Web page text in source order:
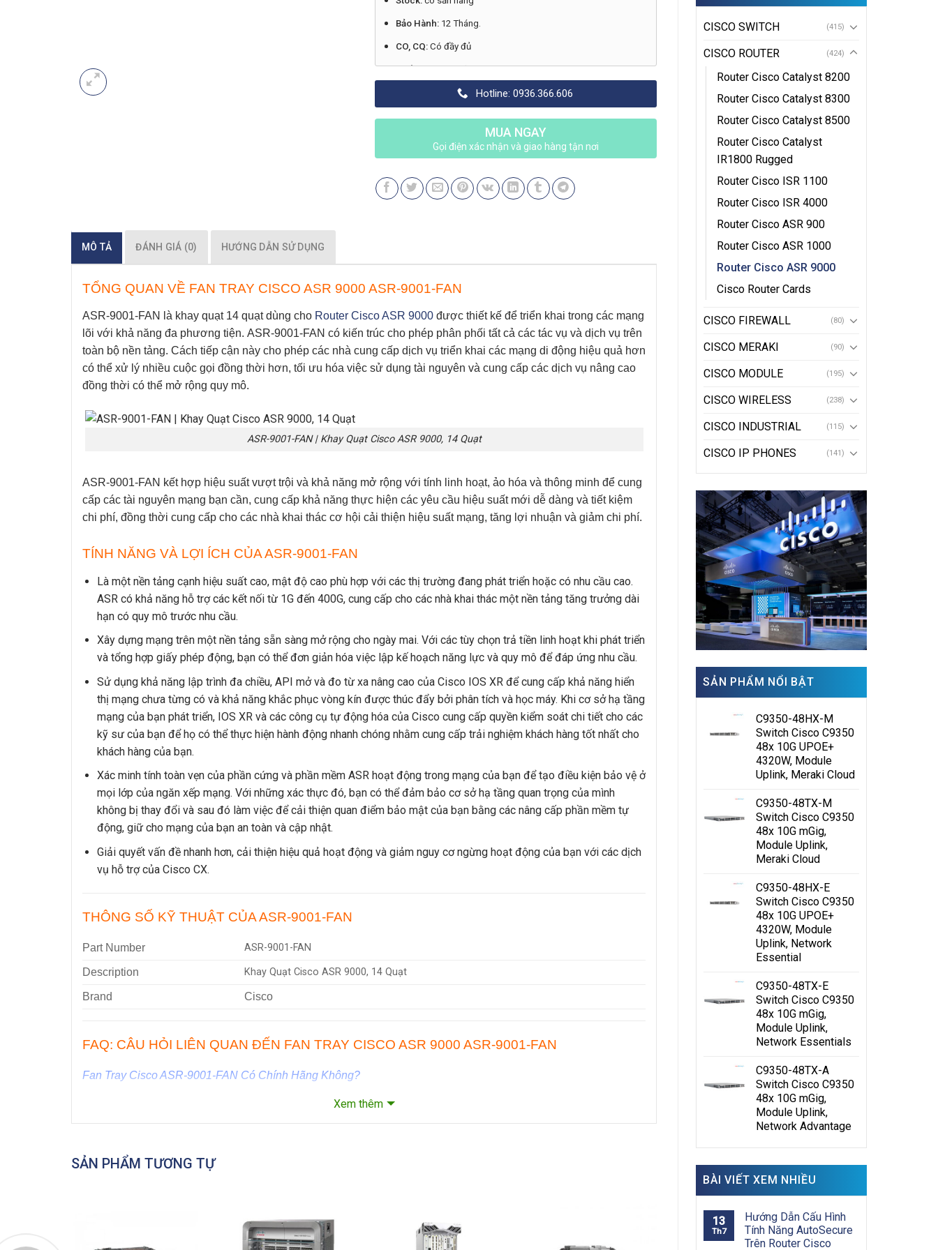
CISCO SWITCH (415)
CISCO ROUTER (424)
Router Cisco Catalyst 8200
Router Cisco Catalyst 8300
Router Cisco Catalyst 8500
Router Cisco Catalyst
IR1800 Rugged
Router Cisco ISR 1100
Router Cisco ISR 4000
Router Cisco ASR 900
Router Cisco ASR 1000
Router Cisco ASR 9000
Cisco Router Cards
CISCO FIREWALL (80)
CISCO MERAKI (90)
CISCO MODULE (195)
CISCO WIRELESS (238)
CISCO INDUSTRIAL (115)
CISCO IP PHONES (141)
SẢN PHẨM NỔI BẬT
C9350-48HX-M
Switch Cisco C9350
48x 10G UPOE+
4320W, Module
Uplink, Meraki Cloud
C9350-48TX-M
Switch Cisco C9350
48x 10G mGig,
Module Uplink,
Meraki Cloud
C9350-48HX-E
Switch Cisco C9350
48x 10G UPOE+
4320W, Module
Uplink, Network
Essential
C9350-48TX-E
Switch Cisco C9350
48x 10G mGig,
Module Uplink,
Network Essentials
C9350-48TX-A
Switch Cisco C9350
48x 10G mGig,
Module Uplink,
Network Advantage
BÀI VIẾT XEM NHIỀU
13
Th7
Hướng Dẫn Cấu Hình
Tính Năng AutoSecure
Trên Router Cisco
Bảo Hành: 12 Tháng.
CO, CQ: Có đầy đủ
Xuất Xứ:Chính hãng Cisco
Liên hệ Hotline: 0936.366.606
MUA NGAY
Gọi điện xác nhận và giao hàng tận nơi
MÔ TẢ ĐÁNH GIÁ (0) HƯỚNG DẪN SỬ DỤNG
TỔNG QUAN VỀ FAN TRAY CISCO ASR 9000 ASR-9001-FAN
ASR-9001-FAN là khay quạt 14 quạt dùng cho Router Cisco ASR 9000 được thiết kế để triển khai trong các mạng
lõi với khả năng đa phương tiện. ASR-9001-FAN có kiến ​​trúc cho phép phân phối tất cả các tác vụ và dịch vụ trên
toàn bộ nền tảng. Cách tiếp cận này cho phép các nhà cung cấp dịch vụ triển khai các mạng di động hiệu quả hơn
có thể xử lý nhiều cuộc gọi đồng thời hơn, tối ưu hóa việc sử dụng tài nguyên và cung cấp các dịch vụ nâng cao
đồng thời có thể mở rộng quy mô.
ASR-9001-FAN | Khay Quạt Cisco ASR 9000, 14 Quạt
ASR-9001-FAN kết hợp hiệu suất vượt trội và khả năng mở rộng với tính linh hoạt, ảo hóa và thông minh để cung
cấp các tài nguyên mạng bạn cần, cung cấp khả năng thực hiện các yêu cầu hiệu suất mới dễ dàng và tiết kiệm
chi phí, đồng thời cung cấp cho các nhà khai thác cơ hội cải thiện hiệu suất mạng, tăng lợi nhuận và giảm chi phí.
TÍNH NĂNG VÀ LỢI ÍCH CỦA ASR-9001-FAN
Là một nền tảng cạnh hiệu suất cao, mật độ cao phù hợp với các thị trường đang phát triển hoặc có nhu cầu cao.
ASR có khả năng hỗ trợ các kết nối từ 1G đến 400G, cung cấp cho các nhà khai thác một nền tảng tăng trưởng dài
hạn có quy mô trước nhu cầu.
Xây dựng mạng trên một nền tảng sẵn sàng mở rộng cho ngày mai. Với các tùy chọn trả tiền linh hoạt khi phát triển
và tổng hợp giấy phép động, bạn có thể đơn giản hóa việc lập kế hoạch năng lực và quy mô để đáp ứng nhu cầu.
Sử dụng khả năng lập trình đa chiều, API mở và đo từ xa nâng cao của Cisco IOS XR để cung cấp khả năng hiển
thị mạng chưa từng có và khả năng khắc phục vòng kín được thúc đẩy bởi phân tích và học máy. Khi cơ sở hạ tầng
mạng của bạn phát triển, IOS XR và các công cụ tự động hóa của Cisco cung cấp quyền kiểm soát chi tiết cho các
kỹ sư của bạn để họ có thể thực hiện hành động nhanh chóng nhằm cung cấp trải nghiệm khách hàng tốt nhất cho
khách hàng của bạn.
Xác minh tính toàn vẹn của phần cứng và phần mềm ASR hoạt động trong mạng của bạn để tạo điều kiện bảo vệ ở
mọi lớp của ngăn xếp mạng. Với những xác thực đó, bạn có thể đảm bảo cơ sở hạ tầng quan trọng của mình
không bị thay đổi và sau đó làm việc để cải thiện quan điểm bảo mật của bạn bằng các nâng cấp phần mềm tự
động, giữ cho mạng của bạn an toàn và cập nhật.
Giải quyết vấn đề nhanh hơn, cải thiện hiệu quả hoạt động và giảm nguy cơ ngừng hoạt động của bạn với các dịch
vụ hỗ trợ của Cisco CX.
THÔNG SỐ KỸ THUẬT CỦA ASR-9001-FAN
Part Number ASR-9001-FAN
Description Khay Quạt Cisco ASR 9000, 14 Quạt
Brand Cisco
FAQ: CÂU HỎI LIÊN QUAN ĐẾN FAN TRAY CISCO ASR 9000 ASR-9001-FAN
Fan Tray Cisco ASR-9001-FAN Có Chính Hãng Không?
Router Cisco Việt Nam
sản phẩm do chúng tôi bán ra.
sản phẩm Fan Tray Cisco ASR 9000 nói riêng đều được bảo hành mặc định trong 12 Tháng theo quy định của
Xem thêm
SẢN PHẨM TƯƠNG TỰ